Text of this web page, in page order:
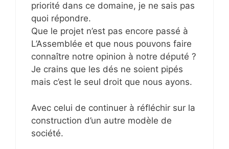
priorité dans ce domaine, je ne sais pas
quoi répondre.
Que le projet n’est pas encore passé à
L’Assemblée et que nous pouvons faire
connaître notre opinion à notre député ?
Je crains que les dés ne soient pipés
mais c’est le seul droit que nous ayons.
Avec celui de continuer à réfléchir sur la
construction d’un autre modèle de
société.